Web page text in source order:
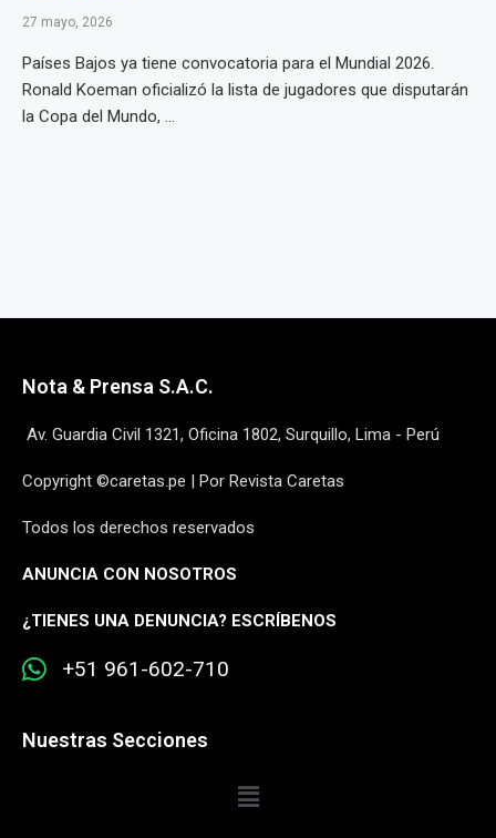
27 mayo, 2026
Países Bajos ya tiene convocatoria para el Mundial 2026.
Ronald Koeman oficializó la lista de jugadores que disputarán
la Copa del Mundo, ...
Nota & Prensa S.A.C.
Av. Guardia Civil 1321, Oficina 1802, Surquillo, Lima - Perú
Copyright ©caretas.pe | Por Revista Caretas
Todos los derechos reservados
ANUNCIA CON NOSOTROS
¿TIENES UNA DENUNCIA? ESCRÍBENOS
+51 961-602-710
Nuestras Secciones